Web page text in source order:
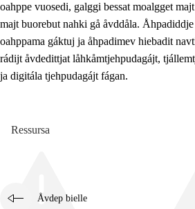
oahppe vuosedi, galggi bessat moalgget
majt buorebut nahki gå åvddåla.
oahppama gáktuj ja åhpadimev hiebadit
rádijt åvdedittjat låhkåmtjehpudagájt,
ja digitála tjehpudagájt fágan.
Ressursa
Åvdep bielle